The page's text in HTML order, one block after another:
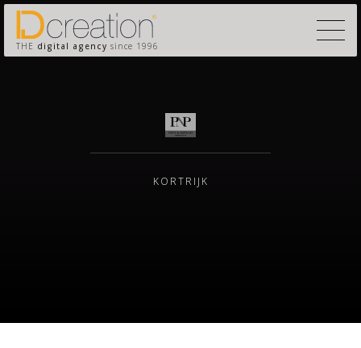
THE digital agency since 1996
KORTRIJK